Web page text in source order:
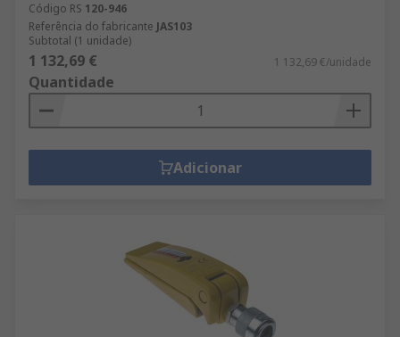
Código RS 120-946
Referência do fabricante JAS103
Subtotal (1 unidade)
1 132,69 € 1 132,69 €/unidade
Quantidade
Adicionar